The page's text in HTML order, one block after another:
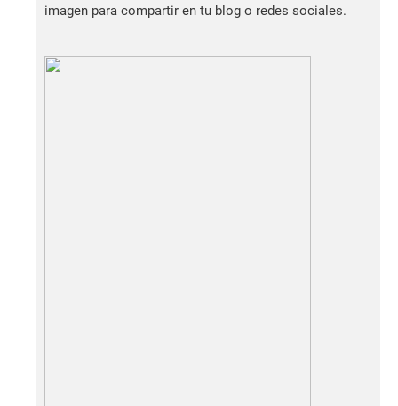
imagen para compartir en tu blog o redes sociales.